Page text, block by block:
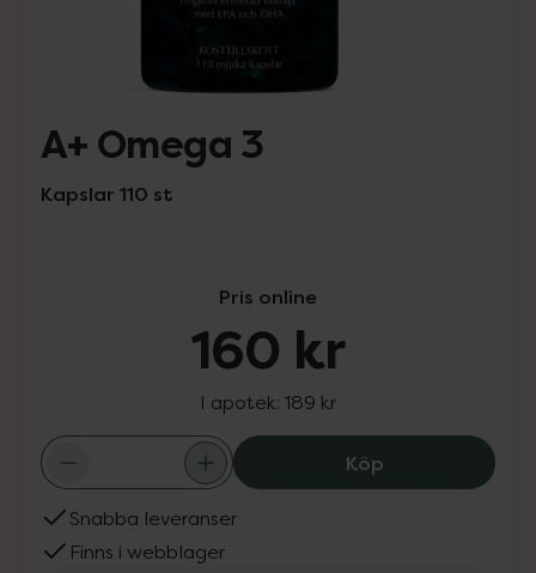
A+ Omega 3
Kapslar 110 st
Pris online
160 kr
I apotek: 189 kr
KöpA+ Omega 3,
Snabba leveranser
Finns i webblager